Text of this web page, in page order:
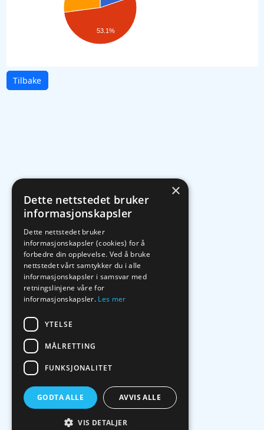
53.1%
Tilbake
×
Dette nettstedet bruker
informasjonskapsler
Dette nettstedet bruker
informasjonskapsler (cookies) for å
forbedre din opplevelse. Ved å bruke
nettstedet vårt samtykker du i alle
informasjonskapsler i samsvar med
retningslinjene våre for
informasjonskapsler. Les mer
YTELSE
MÅLRETTING
FUNKSJONALITET
GODTA ALLE AVVIS ALLE
VIS DETALJER